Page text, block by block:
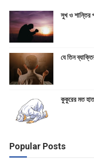
সুখ ও শান্তির
যে তিন
কুকুরের মত হাত
Popular Posts